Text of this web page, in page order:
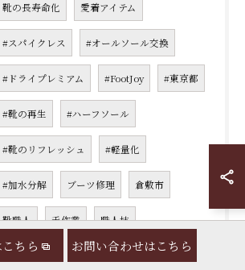
靴の長寿命化 愛着アイテム
#スパイクレス #オールソール交換
#ドライプレミアム #FootJoy #東京都
#靴の再生 #ハーフソール
#靴のリフレッシュ #軽量化
#加水分解 ブーツ修理 倉敷市
靴職人 手作業 職人技
靴の寿命延長 Vibramソール 耐久性
ちら お問い合わせはこちら